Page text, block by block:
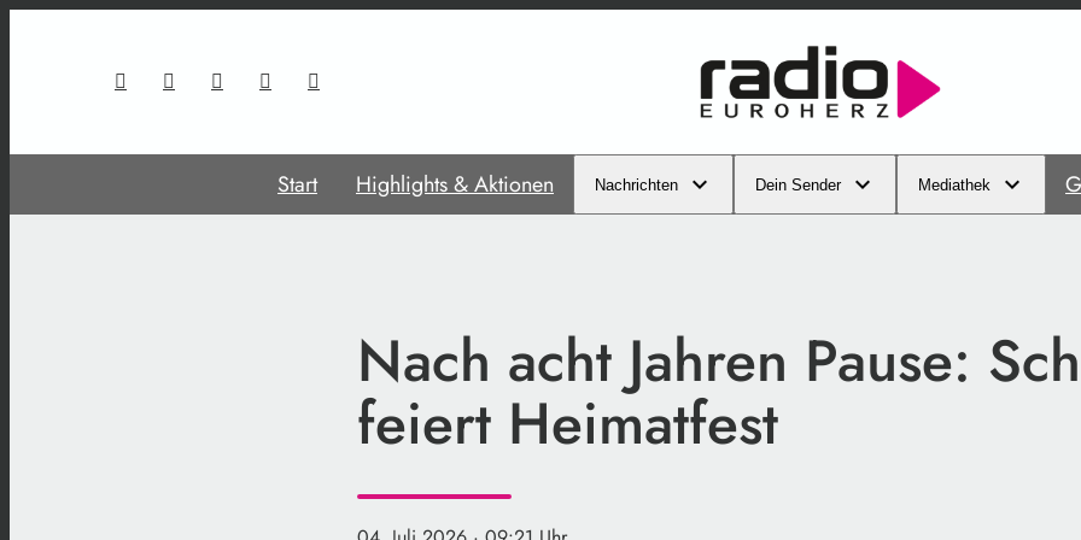
Start Highlights & Aktionen Nachrichten Dein Sender Mediathek
Nach acht Jahren Pause:
feiert Heimatfest